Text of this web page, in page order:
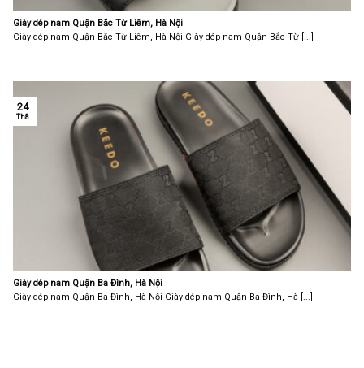
Giày dép nam Quận Bắc Từ Liêm, Hà Nội
Giày dép nam Quận Bắc Từ Liêm, Hà Nội Giày dép nam Quận Bắc Từ [...]
Giày dép nam Quận Ba Đình, Hà Nội
Giày dép nam Quận Ba Đình, Hà Nội Giày dép nam Quận Ba Đình, Hà [...]
24
Th8